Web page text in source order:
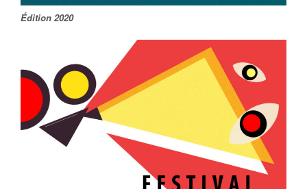
Édition 2020